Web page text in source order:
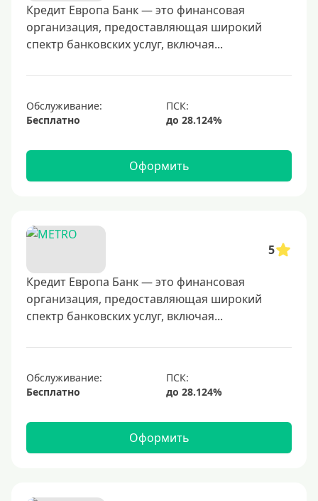
40000 руб
50000 руб
60000 руб
70000 руб
100000 руб
350000 руб
500000 руб
600000 руб
700000 руб
1000000 руб
С небольшим лимитом
С большим лимитом
Тип карты
Кредит Европа Банк — это финансовая
организация, предоставляющая широкий
спектр банковских услуг, включая...
Обслуживание:
Бесплатно
Оформить
5
Кредит Европа Банк — это финансовая
организация, предоставляющая широкий
спектр банковских услуг, включая...
Обслуживание:
Бесплатно
Оформить